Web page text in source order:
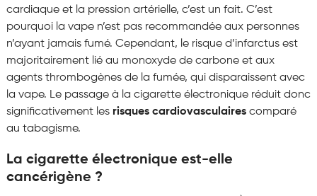
cardiaque et la pression artérielle, c’est un fait. C’est
pourquoi la vape n’est pas recommandée aux personnes
n’ayant jamais fumé. Cependant, le risque d’infarctus est
majoritairement lié au monoxyde de carbone et aux
agents thrombogènes de la fumée, qui disparaissent avec
la vape. Le passage à la cigarette électronique réduit donc
significativement les risques cardiovasculairescomparé
au tabagisme.
La cigarette électronique est-elle
cancérigène ?